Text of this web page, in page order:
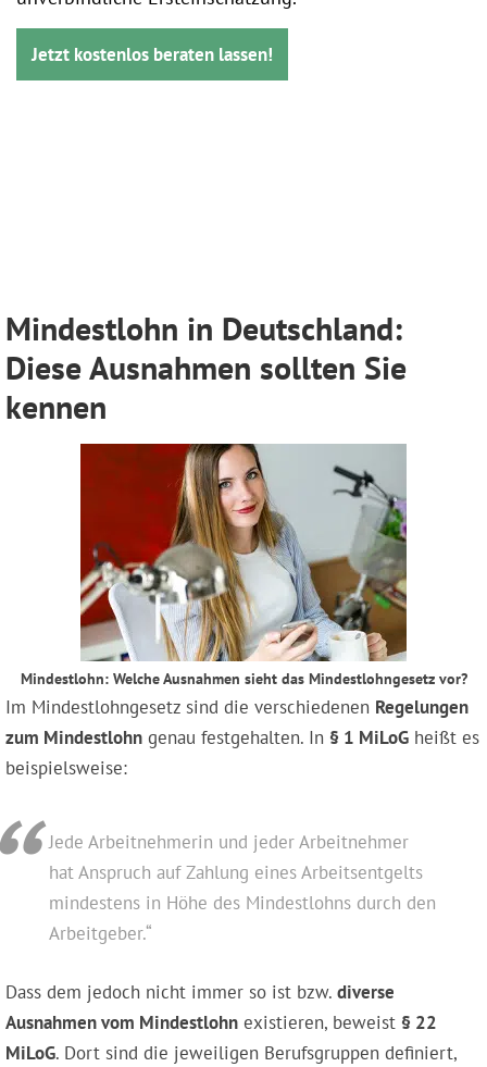
Jetzt kostenlos beraten lassen!
Mindestlohn in Deutschland:
Diese Ausnahmen sollten Sie
kennen
Mindestlohn: Welche Ausnahmen sieht das Mindestlohngesetz vor?
Im Mindestlohngesetz sind die verschiedenen Regelungen
zum Mindestlohn genau festgehalten. In § 1 MiLoG heißt es
beispielsweise:
Jede Arbeitnehmerin und jeder Arbeitnehmer
hat Anspruch auf Zahlung eines Arbeitsentgelts
mindestens in Höhe des Mindestlohns durch den
Arbeitgeber.“
Dass dem jedoch nicht immer so ist bzw. diverse
Ausnahmen vom Mindestlohn existieren, beweist § 22
MiLoG. Dort sind die jeweiligen Berufsgruppen definiert,